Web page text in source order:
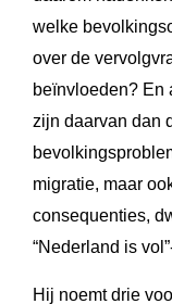
welke
over de
beïnvloeden? En
zijn daarvan dan
migratie, maar
consequenties,
“Nederland is
Hij noemt drie